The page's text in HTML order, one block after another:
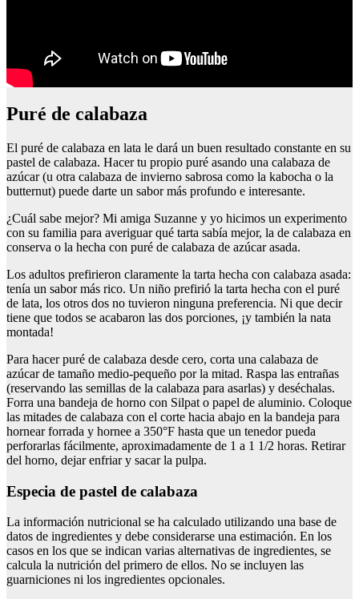
puré de calabaza
El puré de calabaza en lata le dará un buen resultado constante en su
pastel de calabaza. Hacer tu propio puré asando una calabaza de
azúcar (u otra calabaza de invierno sabrosa como la kabocha o la
butternut) puede darte un sabor más profundo e interesante.
¿Cuál sabe mejor? Mi amiga Suzanne y yo hicimos un experimento
con su familia para averiguar qué tarta sabía mejor, la de calabaza en
conserva o la hecha con puré de calabaza de azúcar asada.
Los adultos prefirieron claramente la tarta hecha con calabaza asada:
tenía un sabor más rico. Un niño prefirió la tarta hecha con el puré
de lata, los otros dos no tuvieron ninguna preferencia. Ni que decir
tiene que todos se acabaron las dos porciones, ¡y también la nata
montada!
Para hacer puré de calabaza desde cero, corta una calabaza de
azúcar de tamaño medio-pequeño por la mitad. Raspa las entrañas
(reservando las semillas de la calabaza para asarlas) y deséchalas.
Forra una bandeja de horno con Silpat o papel de aluminio. Coloque
las mitades de calabaza con el corte hacia abajo en la bandeja para
hornear forrada y hornee a 350°F hasta que un tenedor pueda
perforarlas fácilmente, aproximadamente de 1 a 1 1/2 horas. Retirar
del horno, dejar enfriar y sacar la pulpa.
especia de pastel de calabaza
La información nutricional se ha calculado utilizando una base de
datos de ingredientes y debe considerarse una estimación. En los
casos en los que se indican varias alternativas de ingredientes, se
calcula la nutrición del primero de ellos. No se incluyen las
guarniciones ni los ingredientes opcionales.